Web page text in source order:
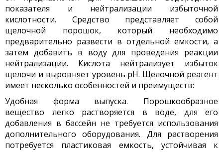
показателя и нейтрализации избыточной
кислотности. Средство представляет собой
щелочной порошок, который необходимо
предварительно развести в отдельной емкости, а
затем добавить в воду для проведения реакции
нейтрализации. Кислота нейтрализует избыток
щелочи и выровняет уровень pH. Щелочной реагент
имеет несколько особенностей и преимуществ:
Удобная форма выпуска. Порошкообразное
вещество легко растворяется в воде, для его
добавления в бассейн не требуется использования
дополнительного оборудования. Для растворения
потребуется пластиковая емкость, устойчивая к